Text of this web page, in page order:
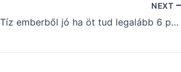
NEXT
Kvíz – Tíz emberből jó ha öt tud legalább 6 pontot elérni ebben a kvízben (124)